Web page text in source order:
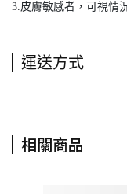
3.皮膚敏感者，可視情
運送方式
相關商品